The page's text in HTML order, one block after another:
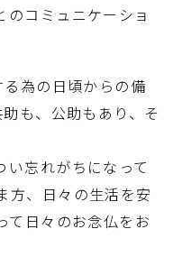
コミュニケーショ
為の日頃からの備
も、公助もあり、そ
忘れがちになって
方、日々の生活を安
て日々のお念仏をお